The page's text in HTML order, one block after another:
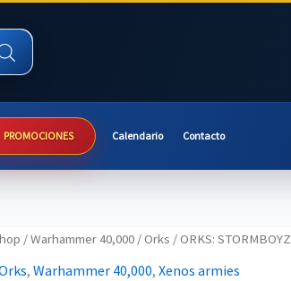
PROMOCIONES Calendario Contacto
/Warhammer 40,000/Orks / ORKS: STORMBOYZ
, Warhammer 40,000, Xenos armies